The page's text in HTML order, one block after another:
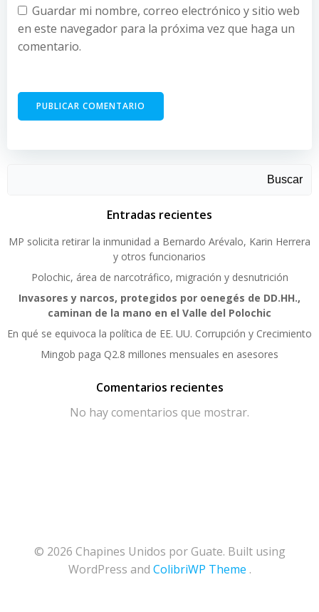
Guardar mi nombre, correo electrónico y sitio web
en este navegador para la próxima vez que haga un
comentario.
Buscar
Entradas recientes
MP solicita retirar la inmunidad a Bernardo Arévalo, Karin Herrera
y otros funcionarios
Polochic, área de narcotráfico, migración y desnutrición
Invasores y narcos, protegidos por oenegés de DD.HH.,
caminan de la mano en el Valle del Polochic
En qué se equivoca la política de EE. UU. Corrupción y Crecimiento
Mingob paga Q2.8 millones mensuales en asesores
Comentarios recientes
No hay comentarios que mostrar.
© 2026 Chapines Unidos por Guate. Built using
WordPress and ColibriWP Theme .